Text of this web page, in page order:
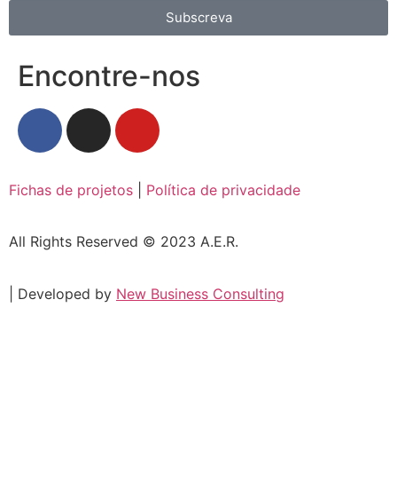
Subscreva
Encontre-nos
Fichas de projetos Política de privacidade
All Rights Reserved © 2023 A.E.R.
| Developed by New Business Consulting